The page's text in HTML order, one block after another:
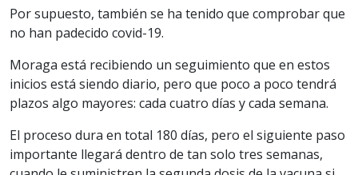
Por supuesto, también se ha tenido que comprobar que
no han padecido covid-19.
Moraga está recibiendo un seguimiento que en estos
inicios está siendo diario, pero que poco a poco tendrá
plazos algo mayores: cada cuatro días y cada semana.
El proceso dura en total 180 días, pero el siguiente paso
importante llegará dentro de tan solo tres semanas,